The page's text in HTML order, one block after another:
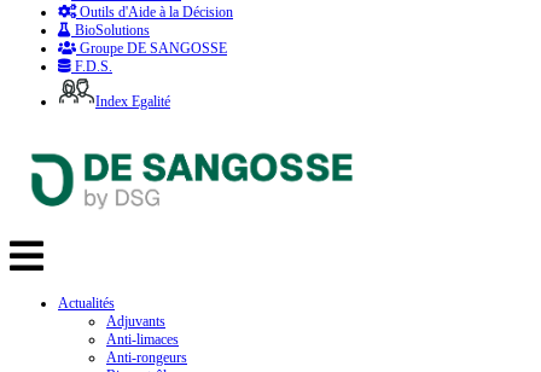
Outils d'Aide à la Décision
BioSolutions
Groupe DE SANGOSSE
F.D.S.
Index Egalité
Actualités
Adjuvants
Anti-limaces
Anti-rongeurs